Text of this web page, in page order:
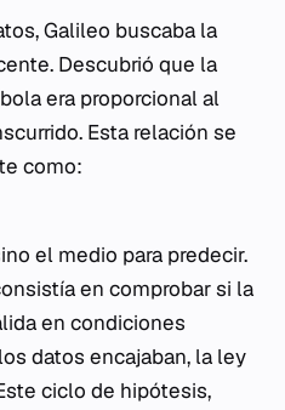
Galileo buscaba la
Descubrió que la
era proporcional al
Esta relación se
como:
el medio para predecir.
en comprobar si la
en condiciones
datos encajaban, la ley
ciclo de hipótesis,